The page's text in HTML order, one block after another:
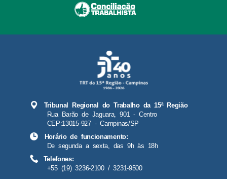
Tribunal Regional do Trabalho da 15ª Região
Rua Barão de Jaguara, 901 - Centro
CEP:13015-927 - Campinas/SP
Horário de funcionamento:
De segunda a sexta, das 9h às 18h
Telefones:
+55 (19) 3236-2100 / 3231-9500